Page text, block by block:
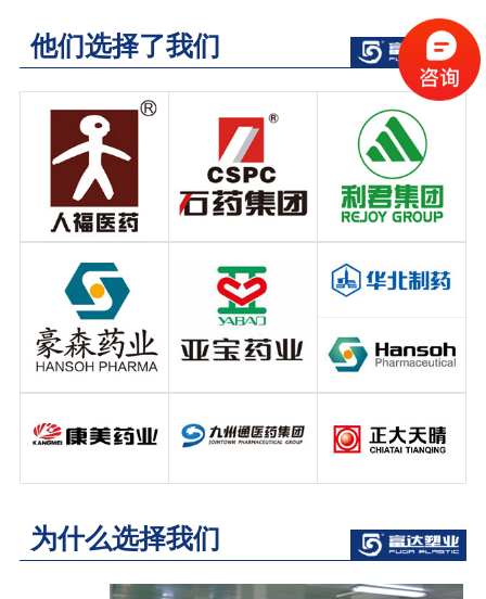
他们选择了我们
为什么选择我们